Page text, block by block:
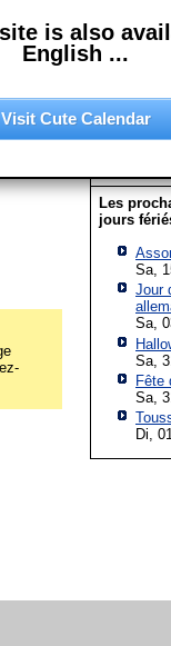
de
25 26 27
1
2 3
8
9
Les
jours
Sa,
Jour
Sa,
Sa,
Fête
Sa,
Di,
is also
English ...
Visit Cute Calendar